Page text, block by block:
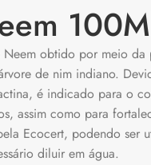
obtido por meio da
de nim indiano.
é indicado para o
assim como para
Ecocert, podendo ser
diluir em água.